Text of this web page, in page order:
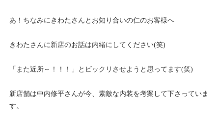
あ！ちなみにきわたさんとお知り合いの仁のお客様へ
きわたさんに新店のお話は内緒にしてください(笑)
「また近所～！！！」とビックリさせようと思ってます(笑)
新店舗は中内修平さんが今、素敵な内装を考案して下さっていま
す。